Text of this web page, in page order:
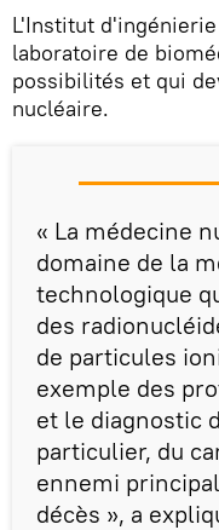
L'Institut
laboratoire de
possibilités et qui
nucléaire.
« La médecine
domaine de la
technologique
des
de particules
exemple des
et le diagnostic
particulier, du
ennemi
décès », a